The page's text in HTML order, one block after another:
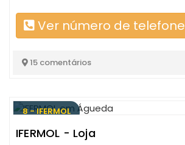
Ver número de telefone
15 comentários
8 - IFERMOL
IFERMOL - Loja